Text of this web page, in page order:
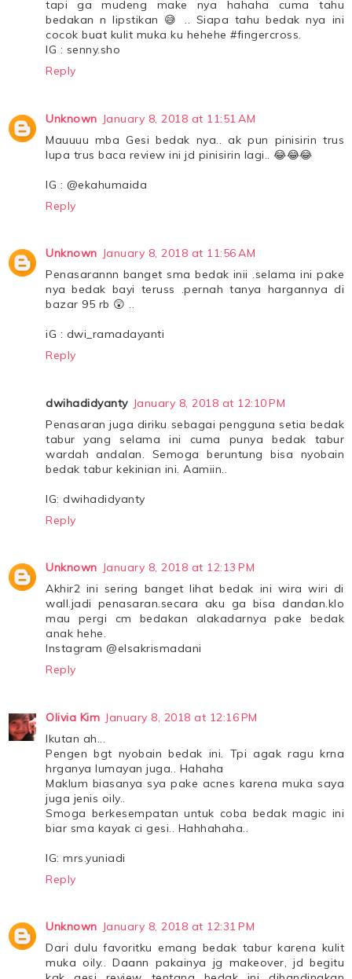
tapi ga mudeng make nya hahaha cuma tahu
bedakan n lipstikan 😅 .. Siapa tahu bedak nya ini
cocok buat kulit muka ku hehehe #fingercross.
IG : senny.sho
Reply
Unknown January 8, 2018 at 11:51 AM
Mauuuu mba Gesi bedak nya.. ak pun pinisirin trus
lupa trus baca review ini jd pinisirin lagi.. 😂😂😂
IG : @ekahumaida
Reply
Unknown January 8, 2018 at 11:56 AM
Penasarannn banget sma bedak inii .selama ini pake
nya bedak bayi teruss .pernah tanya hargannya di
bazar 95 rb 😲 ..
iG : dwi_ramadayanti
Reply
dwihadidyanty January 8, 2018 at 12:10 PM
Penasaran juga diriku sebagai pengguna setia bedak
tabur yang selama ini cuma punya bedak tabur
wardah andalan. Semoga beruntung bisa nyobain
bedak tabur kekinian ini. Aamiin..
IG: dwihadidyanty
Reply
Unknown January 8, 2018 at 12:13 PM
Akhir2 ini sering banget lihat bedak ini wira wiri di
wall.jadi penasaran.secara aku ga bisa dandan.klo
mau pergi cm bedakan alakadarnya pake bedak
anak hehe.
Instagram @elsakrismadani
Reply
Olivia Kim January 8, 2018 at 12:16 PM
Ikutan ah...
Pengen bgt nyobain bedak ini. Tpi agak ragu krna
hrganya lumayan juga.. Hahaha
Maklum biasanya sya pake acnes karena muka saya
juga jenis oily..
Smoga berkesempatan untuk coba bedak magic ini
biar sma kayak ci gesi.. Hahhahaha..
IG: mrs.yuniadi
Reply
Unknown January 8, 2018 at 12:31 PM
Dari dulu favoritku emang bedak tabur karena kulit
muka oily.. Daann pakainya jg makeover, jd begitu